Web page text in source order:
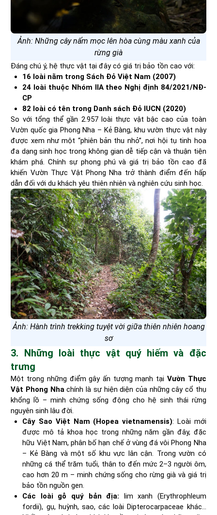
Ảnh: Những cây nấm mọc lên hòa cùng màu xanh của
rừng già
Đáng chú ý, hệ thực vật tại đây có giá trị bảo tồn cao với:
16 loài nằm trong Sách Đỏ Việt Nam (2007)
24 loài thuộc Nhóm IIA theo Nghị định 84/2021/NĐ-
CP
82 loài có tên trong Danh sách Đỏ IUCN (2020)
So với tổng thể gần 2.957 loài thực vật bậc cao của toàn
Vườn quốc gia Phong Nha – Kẻ Bàng, khu vườn thực vật này
được xem như một “phiên bản thu nhỏ”, nơi hội tụ tinh hoa
đa dạng sinh học trong không gian dễ tiếp cận và thuận tiện
khám phá. Chính sự phong phú và giá trị bảo tồn cao đã
khiến Vườn Thực Vật Phong Nha trở thành điểm đến hấp
dẫn đối với du khách yêu thiên nhiên và nghiên cứu sinh học.
Ảnh: Hành trình trekking tuyệt vời giữa thiên nhiên hoang
sơ
3. Những loài thực vật quý hiếm và đặc
trưng
Một trong những điểm gây ấn tượng mạnh tại Vườn Thực
Vật Phong Nhachính là sự hiện diện của những cây cổ thụ
khổng lồ – minh chứng sống động cho hệ sinh thái rừng
nguyên sinh lâu đời.
Cây Sao Việt Nam (Hopea vietnamensis): Loài mới
được mô tả khoa học trong những năm gần đây, đặc
hữu Việt Nam, phân bố hạn chế ở vùng đá vôi Phong Nha
– Kẻ Bàng và một số khu vực lân cận. Trong vườn có
những cá thể trăm tuổi, thân to đến mức 2–3 người ôm,
cao hơn 20 m – minh chứng sống cho rừng già và giá trị
bảo tồn nguồn gen.
Các loài gỗ quý bản địa: lim xanh (Erythrophleum
fordii), gụ, huỳnh, sao, các loài Dipterocarpaceae khác…